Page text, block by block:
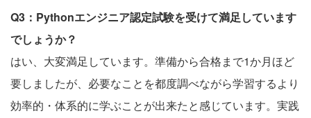
Q3：Pythonエンジニア認定試験を受けて満足しています
でしょうか？
はい、大変満足しています。準備から合格まで1か月ほど
要しましたが、必要なことを都度調べながら学習するより
効率的・体系的に学ぶことが出来たと感じています。実践